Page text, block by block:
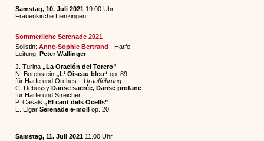
Samstag, 10. Juli 2021 19.00 Uhr
Frauenkirche Lienzingen
Sommerliche Serenade 2021
Solistin:Anne-Sophie Bertrand · Harfe
Leitung:Peter Wallinger
J. Turina„La Oración del Torero”
N. Borenstein„L‘ Oiseau bleu“op. 89
für Harfe und Orches– Uraufführung –
C. DebussyDanse sacrée, Danse profane
für Harfe und Streicher
P. Casals„El cant dels Ocells”
E. ElgarSerenade e-moll op. 20
Samstag, 11. Juli 2021 11.00 Uhr